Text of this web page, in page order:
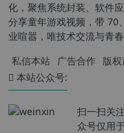
化，聚焦系统封装、软件
分享童年游戏视频，带 70
业喧嚣，唯技术交流与青
私信本站 广告合作 版权
本站公众号:
扫一扫关
众号仅用